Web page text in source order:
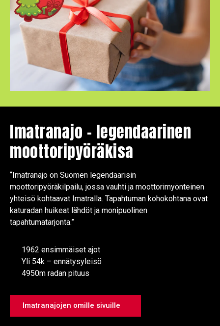
Imatranajo – legendaarinen
moottoripyöräkisa
“Imatranajo on Suomen legendaarisin
moottoripyöräkilpailu, jossa vauhti ja moottorimyönteinen
yhteisö kohtaavat Imatralla. Tapahtuman kohokohtana ovat
katuradan huikeat lähdöt ja monipuolinen
tapahtumatarjonta.”
1962 ensimmäiset ajot
Yli 54k – ennätysyleisö
4950m radan pituus
Imatranajojen omille sivuille